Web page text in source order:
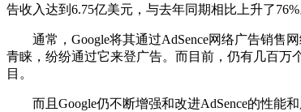
告收入达到6.75亿美元，与去年同期相比上升了
通常，Google将其通过AdSence网络广告销售网
青睐，纷纷通过它来登广告。而目前，仍有几百万
目。
而且Google仍不断增强和改进AdSence的性能和